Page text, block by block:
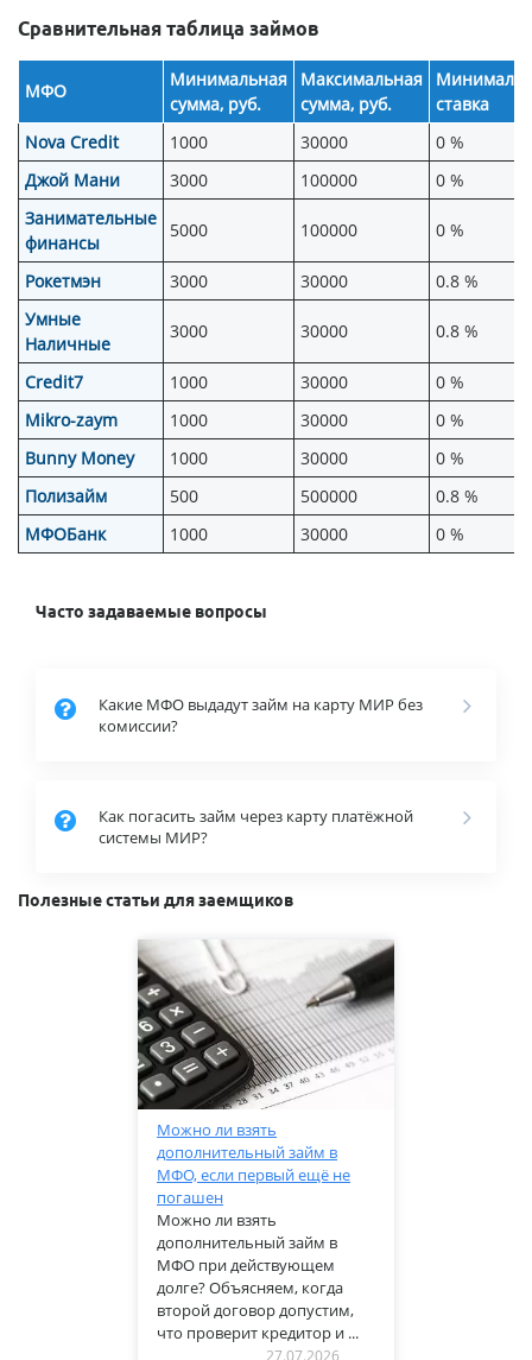
Сравнительная таблица займов
МФО
Минимальная
сумма, руб.
Максимальная
сумма, руб.
ставка
Nova Credit
1000 30000
0 %
Джой Мани
3000 100000
0 %
Занимательные
финансы
5000 100000 0 %
Рокетмэн 3000 30000
0.8 %
Умные
Наличные
3000 30000 0.8 %
Credit7 1000 30000
0 %
Mikro-zaym
1000 30000
0 %
Bunny Money
1000 30000
0 %
Полизайм
500 500000
0.8 %
МФОБанк
1000 30000 0 %
Часто задаваемые вопросы
Какие МФО выдадут займ на карту МИР без
комиссии?
Как погасить займ через карту платёжной
системы МИР?
Полезные статьи для заемщиков
Можно ли взять
дополнительный займ в
МФО, если первый ещё не
погашен
Можно ли взять
дополнительный займ в
МФО при действующем
долге? Объясняем, когда
второй договор допустим,
что проверит кредитор и ...